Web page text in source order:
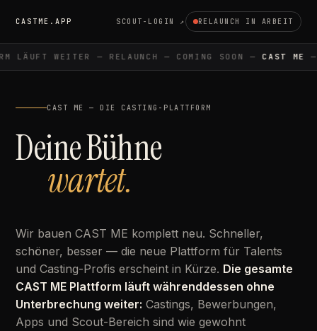
CASTME.APP SCOUT-LOGIN ↗ RELAUNCH IN ARBEIT
LÄUFT WEITER — RELAUNCH — COMING SOON — CAST ME—
CAST ME — DIE CASTING-PLATTFORM
Deine Bühne
wartet.
Wir bauen CAST ME komplett neu. Schneller,
schöner, besser — die neue Plattform für Talents
und Casting-Profis erscheint in Kürze. Die gesamte
CAST ME Plattform läuft währenddessen ohne
Unterbrechung weiter: Castings, Bewerbungen,
Apps und Scout-Bereich sind wie gewohnt